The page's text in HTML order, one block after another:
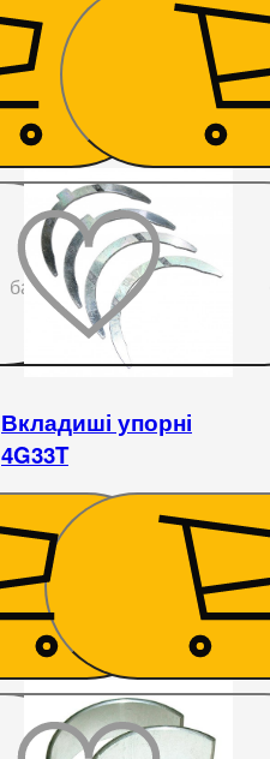
1 620
До
бажаного
Вкладиші упорні
4G33T
252₴